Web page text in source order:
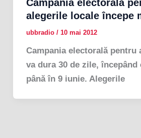
Campania electorală
alegerile locale începe
ubbradio / 10 mai 2012
Campania electorală pentru
va dura 30 de zile, începând
până în 9 iunie. Alegerile